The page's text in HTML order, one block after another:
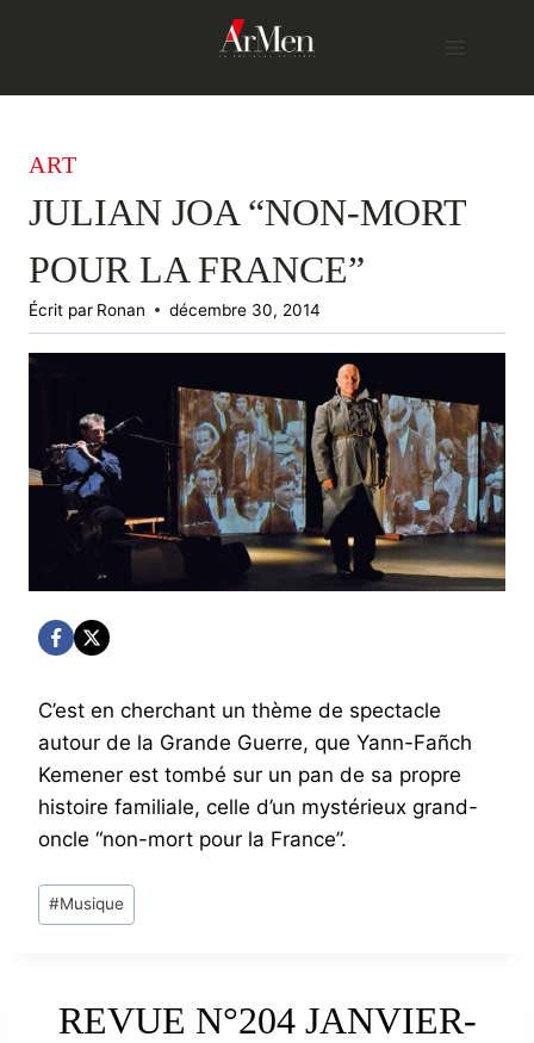
ART
JULIAN JOA “NON-MORT
POUR LA FRANCE”
Écrit par Ronan décembre 30, 2014
C’est en cherchant un thème de spectacle
autour de la Grande Guerre, que Yann-Fañch
Kemener est tombé sur un pan de sa propre
histoire familiale, celle d’un mystérieux grand-
oncle “non-mort pour la France”.
Post
Tags:
#Musique
REVUE N°204 JANVIER-